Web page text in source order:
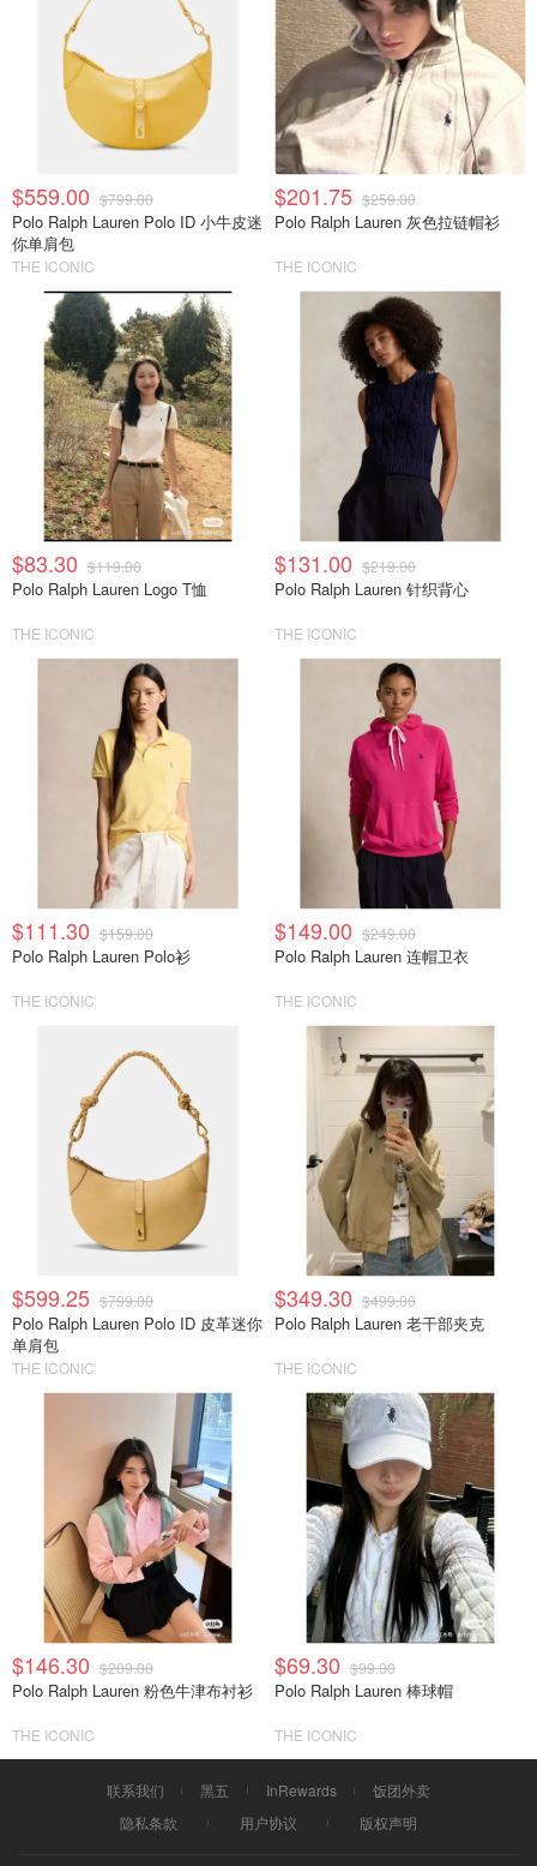
$559.00 $799.00
Polo Ralph Lauren Polo ID 小牛皮迷
你单肩包
THE ICONIC
$201.75 $259.00
Polo Ralph Lauren 灰色拉链帽衫
THE ICONIC
$83.30 $119.00
Polo Ralph Lauren Logo T恤
THE ICONIC
$131.00 $219.00
Polo Ralph Lauren 针织背心
THE ICONIC
$111.30 $159.00
Polo Ralph Lauren Polo衫
THE ICONIC
$149.00 $249.00
Polo Ralph Lauren 连帽卫衣
THE ICONIC
$599.25 $799.00
Polo Ralph Lauren Polo ID 皮革迷你
单肩包
THE ICONIC
$349.30 $499.00
Polo Ralph Lauren 老干部夹克
THE ICONIC
$146.30 $209.00
Polo Ralph Lauren 粉色牛津布衬衫
THE ICONIC
$69.30 $99.00
Polo Ralph Lauren 棒球帽
THE ICONIC
联系我们 黑五 InRewards
饭团外卖
隐私条款
用户协议 版权声明